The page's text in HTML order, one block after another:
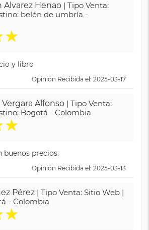
Alvarez Henao | Tipo Venta:
belén de umbría -
★
y libro
Opinión Recibida el: 2025-03-17
Alfonso | Tipo Venta:
Bogotá - Colombia
★
buenos precios.
Opinión Recibida el: 2025-03-13
Pérez | Tipo Venta: Sitio Web |
- Colombia
★